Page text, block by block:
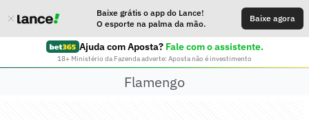
Baixe grátis o app do Lance!
O esporte na palma da mão.
Baixe agora
Ajuda com Aposta? Fale com o assistente.
18+ Ministério da Fazenda adverte: Aposta não é investimento
Flamengo